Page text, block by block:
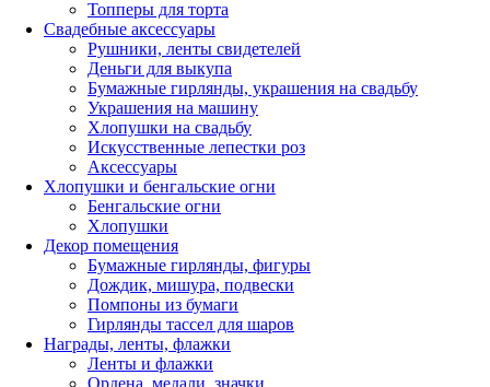
Топперы для торта
Свадебные аксессуары
Рушники, ленты свидетелей
Деньги для выкупа
Бумажные гирлянды, украшения на свадьбу
Украшения на машину
Хлопушки на свадьбу
Искусственные лепестки роз
Аксессуары
Хлопушки и бенгальские огни
Бенгальские огни
Хлопушки
Декор помещения
Бумажные гирлянды, фигуры
Дождик, мишура, подвески
Помпоны из бумаги
Гирлянды тассел для шаров
Награды, ленты, флажки
Ленты и флажки
Ордена, медали, значки